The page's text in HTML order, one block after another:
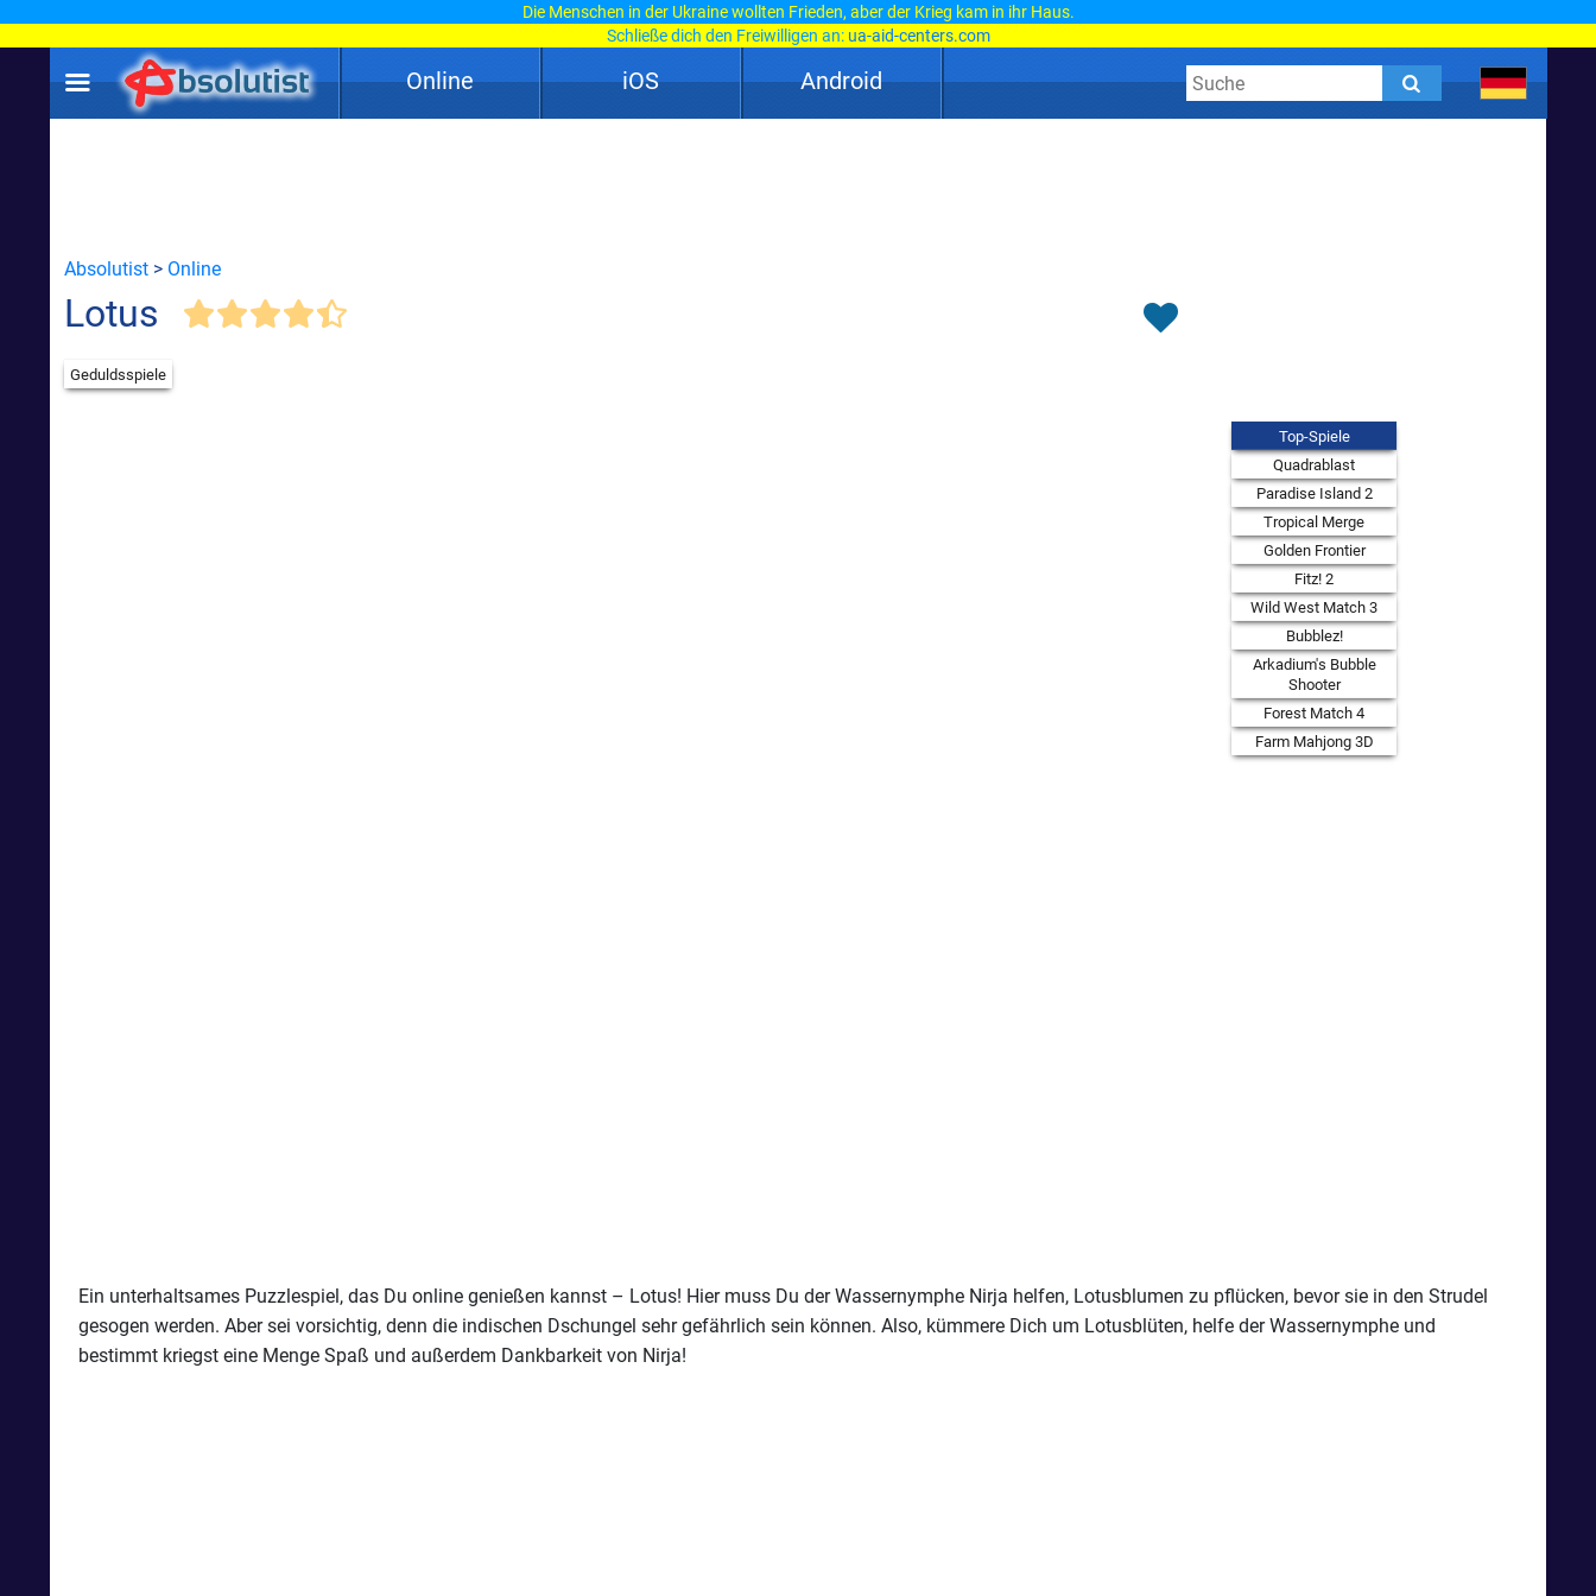
Die Menschen in der Ukraine wollten Frieden, aber der Krieg kam in ihr Haus.
Schließe dich den Freiwilligen an: ua-aid-centers.com
Online iOS Android
Absolutist > Online
Lotus
Geduldsspiele
Top-Spiele
Quadrablast
Paradise Island 2
Tropical Merge
Golden Frontier
Fitz! 2
Wild West Match 3
Bubblez!
Arkadium's Bubble
Shooter
Forest Match 4
Farm Mahjong 3D
Ein unterhaltsames Puzzlespiel, das Du online genießen kannst – Lotus! Hier muss Du der Wassernymphe Nirja helfen, Lotusblumen zu pflücken, bevor sie in den Strudel
gesogen werden. Aber sei vorsichtig, denn die indischen Dschungel sehr gefährlich sein können. Also, kümmere Dich um Lotusblüten, helfe der Wassernymphe und
bestimmt kriegst eine Menge Spaß und außerdem Dankbarkeit von Nirja!